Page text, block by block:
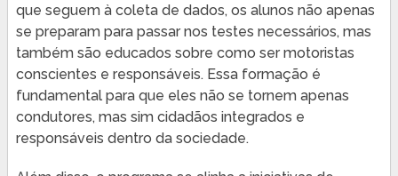
que seguem à coleta de dados, os alunos não apenas
se preparam para passar nos testes necessários, mas
também são educados sobre como ser motoristas
conscientes e responsáveis. Essa formação é
fundamental para que eles não se tornem apenas
condutores, mas sim cidadãos integrados e
responsáveis dentro da sociedade.